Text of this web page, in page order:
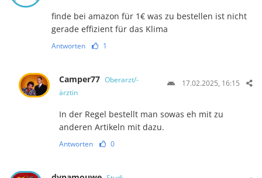
finde bei amazon für 1€ was zu bestellen ist nicht
gerade effizient für das Klima
Antworten 1
Camper77 Oberarzt/-
ärztin
17.02.2025, 16:15
In der Regel bestellt man sowas eh mit zu
anderen Artikeln mit dazu.
Antworten 0